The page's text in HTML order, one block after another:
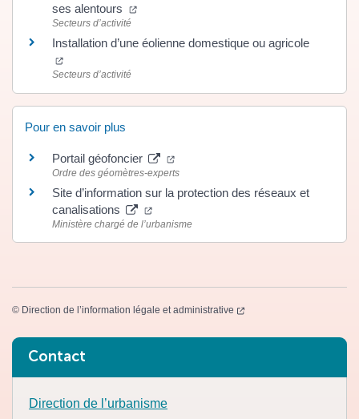
ses alentours
(ouverture dans un nouvel onglet)
Secteurs d’activité
Installation d’une éolienne domestique ou agricole
(ouverture dans un nouvel onglet)
Secteurs d’activité
Pour en savoir plus
Portail géofoncier (ouverture dans un nouvel onglet)
Ordre des géomètres-experts
Site d’information sur la protection des réseaux et
canalisations
(ouverture dans un nouvel onglet)
Ministère chargé de l’urbanisme
© Direction de l’information légale et administrative (ouverture dans un
Informations complémentaires
Contact
Direction de l’urbanisme